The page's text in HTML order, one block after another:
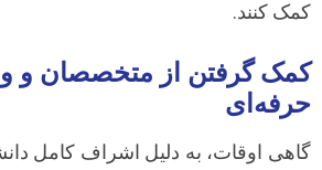
کمک کنند.
کمک گرفتن از متخصصان و
حرفه‌ای
گاهی اوقات، به دلیل اشراف کامل